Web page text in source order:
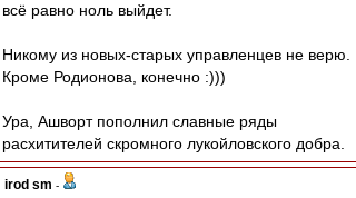
всё равно ноль выйдет.
Никому из новых-старых управленцев не верю.
Кроме Родионова, конечно :)))
Ура, Ашворт пополнил славные ряды
расхитителей скромного лукойловского добра.
irod sm -